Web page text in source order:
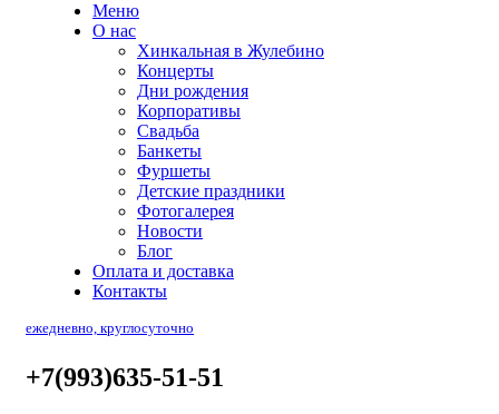
Меню
О нас
Хинкальная в Жулебино
Концерты
Дни рождения
Корпоративы
Свадьба
Банкеты
Фуршеты
Детские праздники
Фотогалерея
Новости
Блог
Оплата и доставка
Контакты
ежедневно, круглосуточно
+7(993)635-51-51